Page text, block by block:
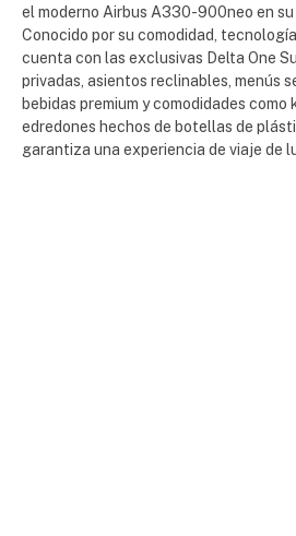
el moderno Airbus A330-900neo en
Conocido por su comodidad,
cuenta con las exclusivas Delta One
privadas, asientos reclinables, menús
bebidas premium y comodidades como
edredones hechos de botellas de
garantiza una experiencia de viaje de